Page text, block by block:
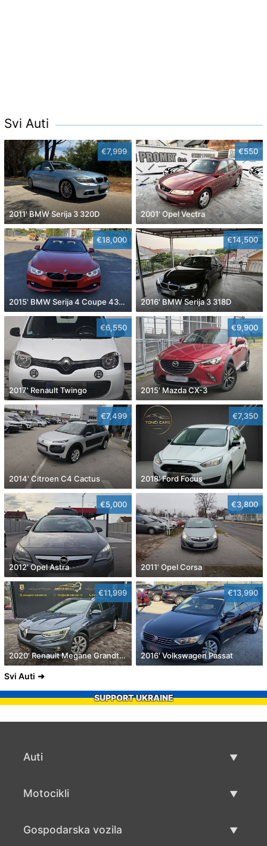
Svi Auti
€7,999
2011' BMW Serija 3 320D
€550
2001' Opel Vectra
€18,000
2015' BMW Serija 4 Coupe 430D
€14,500
2016' BMW Serija 3 318D
€6,550
2017' Renault Twingo
€9,900
2015' Mazda CX-3
€7,499
2014' Citroen C4 Cactus
€7,350
2018' Ford Focus
€5,000
2012' Opel Astra
€3,800
2011' Opel Corsa
€11,999
2020' Renault Megane Grandtour Dci 115
€13,990
2016' Volkswagen Passat
Svi Auti
SUPPORT UKRAINE
Auti
Motocikli
Gospodarska vozila